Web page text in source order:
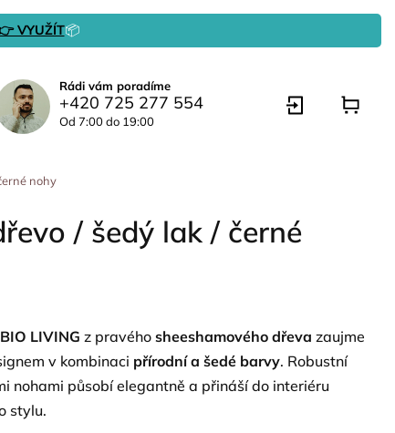
VYUŽÍT📦
Rádi vám poradíme
+420 725 277 554
Od 7:00 do 19:00
nohy
/ šedý lak / černé
LIVING z pravého sheeshamového dřeva zaujme
v kombinaci přírodní a šedé barvy. Robustní
nohami působí elegantně a přináší do interiéru
stylu.